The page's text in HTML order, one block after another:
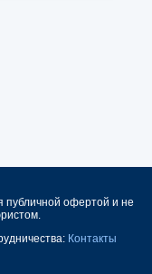
офертой и не
Контакты